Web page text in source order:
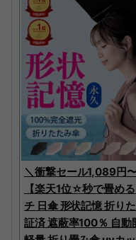
＼衝撃セール1,089円
【楽天1位☆秒で畳め
チ 日傘 形状記憶 折り
証済 遮蔽率100％ 自